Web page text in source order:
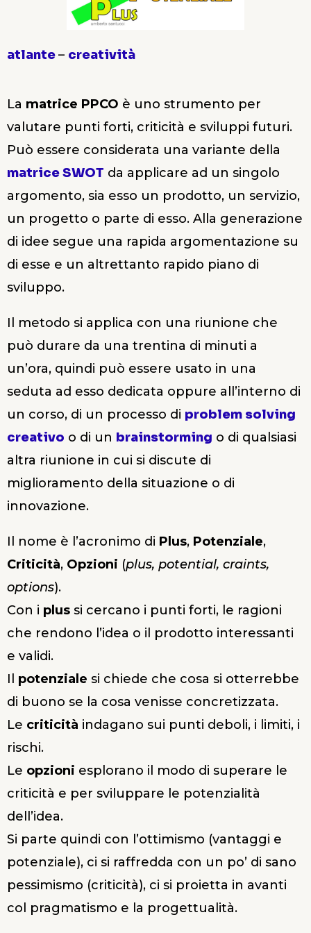
atlante– creatività
La matrice PPCO è uno strumento per
valutare punti forti, criticità e sviluppi futuri.
Può essere considerata una variante della
matrice SWOT da applicare ad un singolo
argomento, sia esso un prodotto, un servizio,
un progetto o parte di esso. Alla generazione
di idee segue una rapida argomentazione su
di esse e un altrettanto rapido piano di
sviluppo.
Il metodo si applica con una riunione che
può durare da una trentina di minuti a
un’ora, quindi può essere usato in una
seduta ad esso dedicata oppure all’interno di
un corso, di un processo di problem solving
creativo o di un brainstorming o di qualsiasi
altra riunione in cui si discute di
miglioramento della situazione o di
innovazione.
Il nome è l’acronimo di Plus, Potenziale,
Criticità, Opzioni (plus, potential, craints,
options).
Con i plus si cercano i punti forti, le ragioni
che rendono l’idea o il prodotto interessanti
e validi.
Il potenziale si chiede che cosa si otterrebbe
di buono se la cosa venisse concretizzata.
Le criticità indagano sui punti deboli, i limiti, i
rischi.
Le opzioni esplorano il modo di superare le
criticità e per sviluppare le potenzialità
dell’idea.
Si parte quindi con l’ottimismo (vantaggi e
potenziale), ci si raffredda con un po’ di sano
pessimismo (criticità), ci si proietta in avanti
col pragmatismo e la progettualità.